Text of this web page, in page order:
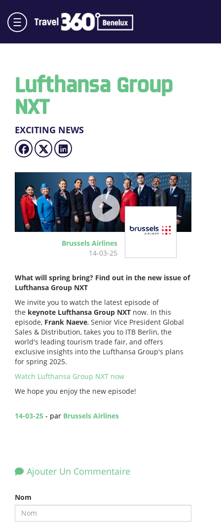
Lufthansa Group
NXT
EXCITING NEWS
Brussels Airlines
14-03-25
What will spring bring? Find out in the new issue of
Lufthansa Group NXT
We invite you to watch the latest episode of
the keynote Lufthansa Group NXT now. In this
episode, Frank Naeve, Senior Vice President Global
Sales & Distribution, takes you to ITB Berlin, the
world's leading tourism trade fair, and offers
exclusive insights into the Lufthansa Group's plans
for spring 2025.
Watch Lufthansa Group NXT now
We hope you enjoy the new episode!
14-03-25 - par Brussels Airlines
Ajouter Un Commentaire
Nom